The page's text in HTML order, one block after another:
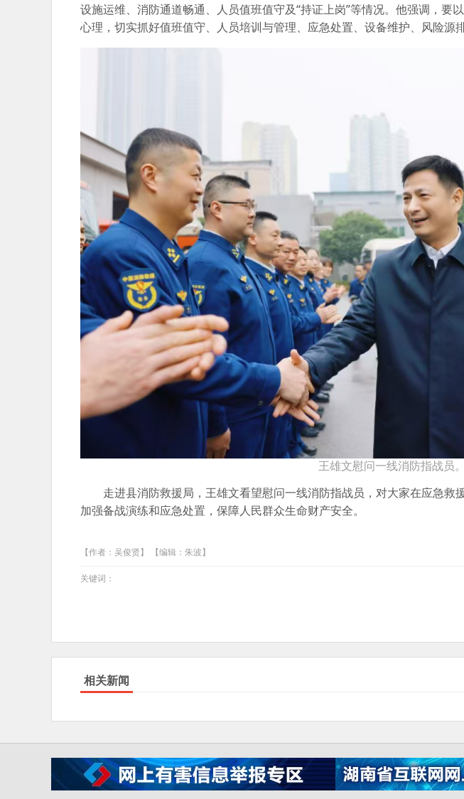
设施运维、消防通道畅通、人员值班值守及“持证上岗”等情况。他强调，要
心理，切实抓好值班值守、人员培训与管理、应急处置、设备维护、风险源
王雄文慰问一线消防指战员。
走进县消防救援局，王雄文看望慰问一线消防指战员，对大家在应急
加强备战演练和应急处置，保障人民群众生命财产安全。
【作者：吴俊贤】 【编辑：朱波】
关键词：
相关新闻